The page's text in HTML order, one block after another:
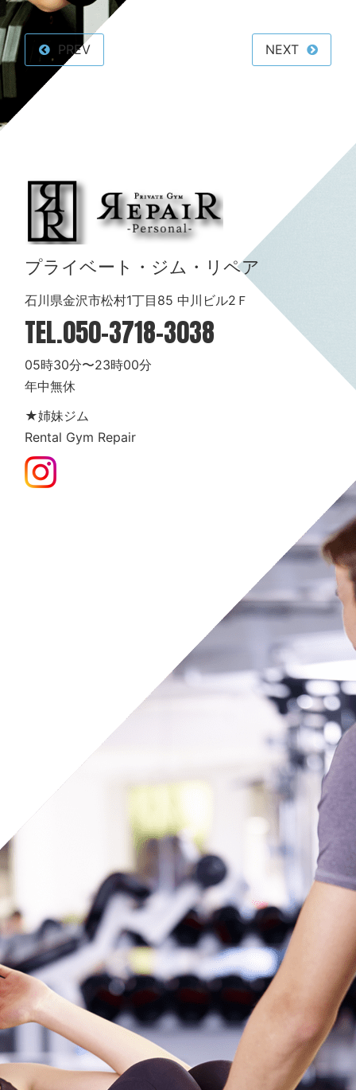
PREV NEXT
プライベート・ジム・リペア
石川県金沢市松村1丁目85 中川ビル2Ｆ
TEL.050-3718-3038
05時30分〜23時00分
年中無休
★姉妹ジム
Rental Gym Repair